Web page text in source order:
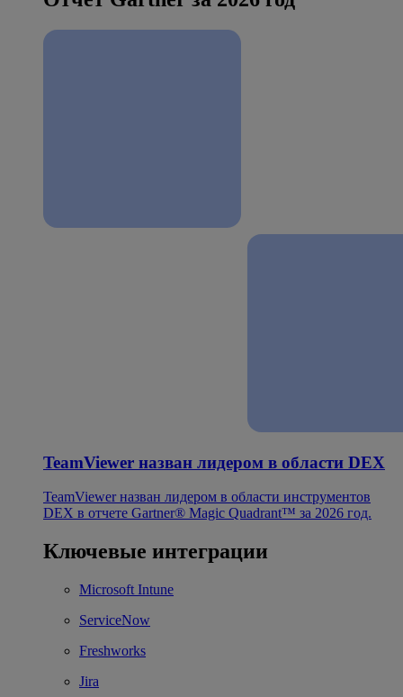
TeamViewer назван лидером в области DEX
TeamViewer назван лидером в области инструментов
DEX в отчете Gartner® Magic Quadrant™ за 2026 год.
Ключевые интеграции
Microsoft Intune
ServiceNow
Freshworks
Jira